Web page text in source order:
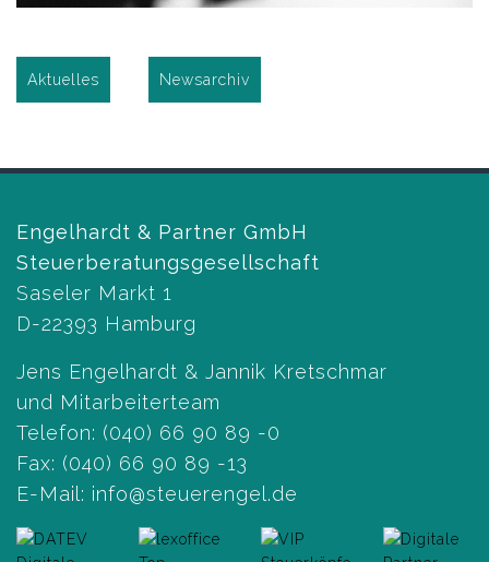
Aktuelles Newsarchiv
Engelhardt & Partner GmbH
Steuerberatungsgesellschaft
Saseler Markt 1
D-22393 Hamburg
Jens Engelhardt & Jannik Kretschmar
und Mitarbeiterteam
Telefon: (040) 66 90 89 -0
Fax: (040) 66 90 89 -13
E-Mail: info@steuerengel.de